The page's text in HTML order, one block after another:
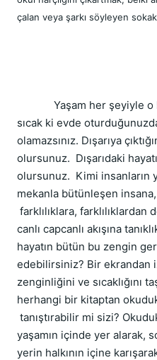
çalan veya şarkı söyleyen
Yaşam her şeyiyle o
sıcak ki evde
olamazsınız. Dışarıya
olursunuz.  Dışarıdaki
olursunuz.  Kimi insanların
mekanla bütünleşen
farklılıklara, farklılıklardan
canlı capcanlı akışına
hayatın bütün bu zengin
edebilirsiniz? Bir ekrandan
zenginliğini ve sıcaklığını
herhangi bir kitaptan
tanıştırabilir mi sizi?
yaşamın içinde yer alarak,
yerin halkının içine